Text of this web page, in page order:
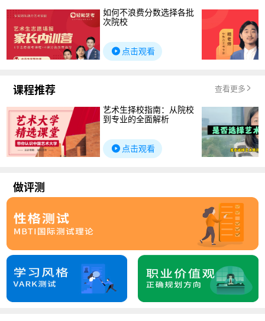
如何不浪费分数选择各批
次院校
点击观看
课程推荐 查看更多
艺术生择校指南：从院校
到专业的全面解析
点击观看
做评测